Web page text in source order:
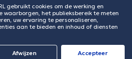
CookiesPrivacybeleid
doctoranytime
gebruikt cookies om de werking en
waarborgen, het publieksbereik te meten
uw ervaring te personaliseren,
aan te bieden en inhoud of diensten
Afwijzen Αccepteer